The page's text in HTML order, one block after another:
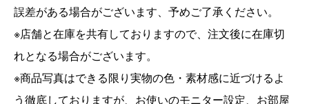
誤差がある場合がございます、予めご了承ください。
※店舗と在庫を共有しておりますので、注文後に在庫切
れとなる場合がございます。
※商品写真はできる限り実物の色・素材感に近づけるよ
う徹底しておりますが、お使いのモニター設定、お部屋